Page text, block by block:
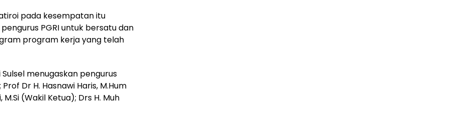
pada kesempatan itu
PGRI untuk bersatu dan
program kerja yang telah
menugaskan pengurus
Dr H. Hasnawi Haris, M.Hum
(Wakil Ketua); Drs H. Muh